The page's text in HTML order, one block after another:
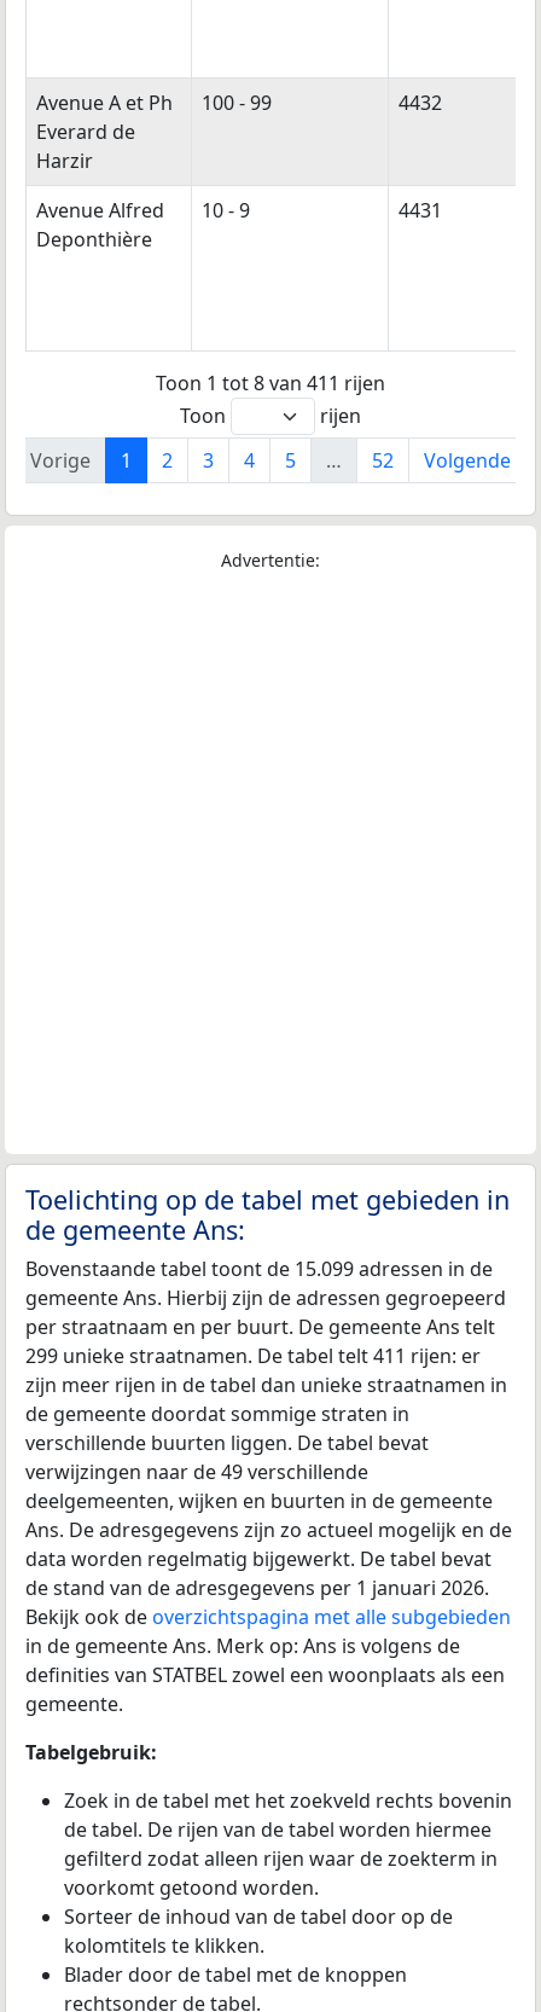
Avenue A et Ph
Everard de
Harzir
100 - 99 4432
Avenue Alfred
Deponthière
10 - 9 4431
Toon 1 tot 8 van 411 rijen
Toon
rijen
Vorige
1 2 3 4 5 … 52 Volgende
Advertentie:
Toelichting op de tabel met gebieden in
de gemeente Ans:
Bovenstaande tabel toont de 15.099 adressen in de
gemeente Ans. Hierbij zijn de adressen gegroepeerd
per straatnaam en per buurt. De gemeente Ans telt
299 unieke straatnamen. De tabel telt 411 rijen: er
zijn meer rijen in de tabel dan unieke straatnamen in
de gemeente doordat sommige straten in
verschillende buurten liggen. De tabel bevat
verwijzingen naar de 49 verschillende
deelgemeenten, wijken en buurten in de gemeente
Ans. De adresgegevens zijn zo actueel mogelijk en de
data worden regelmatig bijgewerkt. De tabel bevat
de stand van de adresgegevens per 1 januari 2026.
Bekijk ook deoverzichtspagina met alle subgebieden
in de gemeente Ans. Merk op: Ans is volgens de
definities van STATBEL zowel een woonplaats als een
gemeente.
Tabelgebruik:
Zoek in de tabel met het zoekveld rechts bovenin
de tabel. De rijen van de tabel worden hiermee
gefilterd zodat alleen rijen waar de zoekterm in
voorkomt getoond worden.
Sorteer de inhoud van de tabel door op de
kolomtitels te klikken.
Blader door de tabel met de knoppen
rechtsonder de tabel.